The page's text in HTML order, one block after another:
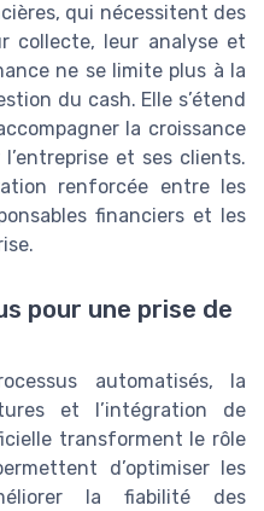
qui nécessitent des
collecte, leur analyse et
ne se limite plus à la
du cash. Elle s’étend
la croissance
et ses clients.
renforcée entre les
financiers et les
pour une prise de
automatisés, la
et l’intégration de
transforment le rôle
d’optimiser les
la fiabilité des